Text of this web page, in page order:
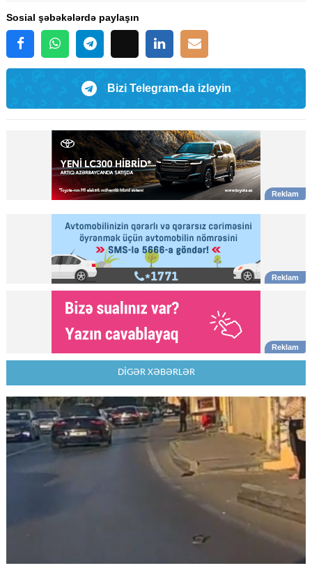
Sosial şəbəkələrdə paylaşın
Bizi Telegram-da izləyin
DİGƏR XƏBƏRLƏR